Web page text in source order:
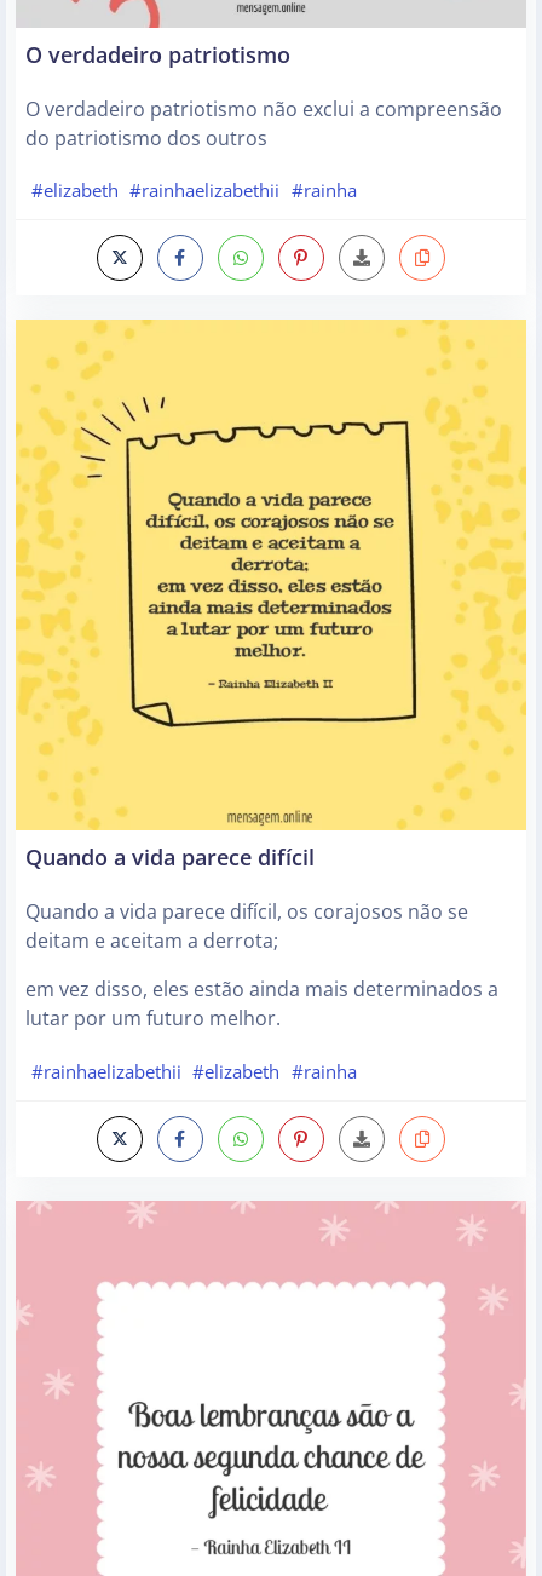
O verdadeiro patriotismo
O verdadeiro patriotismo não exclui a compreensão
do patriotismo dos outros
#elizabeth #rainhaelizabethii #rainha
Quando a vida parece difícil
Quando a vida parece difícil, os corajosos não se
deitam e aceitam a derrota;
em vez disso, eles estão ainda mais determinados a
lutar por um futuro melhor.
#rainhaelizabethii #elizabeth #rainha